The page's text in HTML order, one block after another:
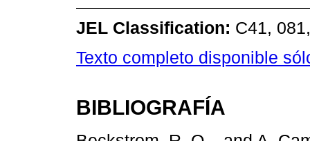
JEL Classification: C41,
Texto completo disponible
BIBLIOGRAFÍA